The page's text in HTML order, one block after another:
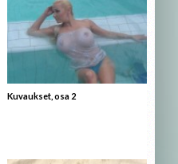
Kuvaukset, osa 2